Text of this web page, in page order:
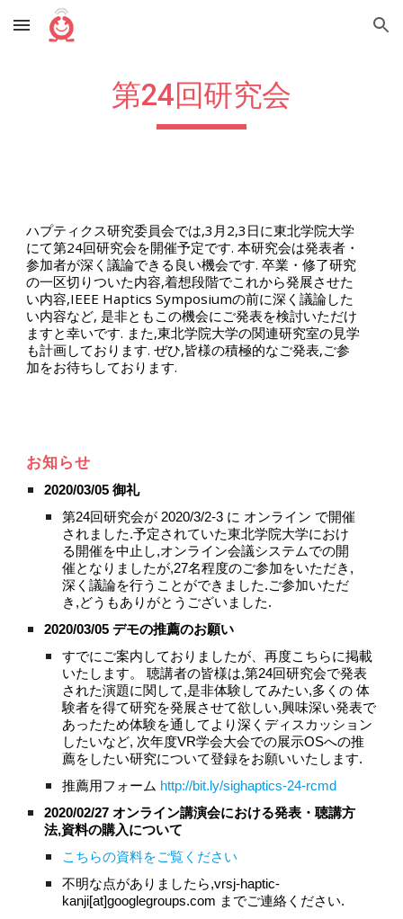
Skip to main content Skip to navigation
第24回研究会
ハプティクス研究委員会では,3月2,3日に東北学院大学
にて第24回研究会を開催予定です. 本研究会は発表者・
参加者が深く議論できる良い機会です. 卒業・修了研究
の一区切りついた内容,着想段階でこれから発展させた
い内容,IEEE Haptics Symposiumの前に深く議論した
い内容など, 是非ともこの機会にご発表を検討いただけ
ますと幸いです. また,東北学院大学の関連研究室の見学
も計画しております. ぜひ,皆様の積極的なご発表,ご参
加をお待ちしております.
お知らせ
2020/03/05 御礼
第24回研究会が 2020/3/2-3 に オンライン で開催
されました.予定されていた東北学院大学におけ
る開催を中止し,オンライン会議システムでの開
催となりましたが,27名程度のご参加をいただき,
深く議論を行うことができました.ご参加いただ
き,どうもありがとうございました.
2020/03/05 デモの推薦のお願い
すでにご案内しておりましたが、再度こちらに掲載
いたします。 聴講者の皆様は,第24回研究会で発表
された演題に関して,是非体験してみたい,多くの 体
験者を得て研究を発展させて欲しい,興味深い発表で
あったため体験を通してより深くディスカッション
したいなど, 次年度VR学会大会での展示OSへの推
薦をしたい研究について登録をお願いいたします.
推薦用フォーム http://bit.ly/sighaptics-24-rcmd
2020/02/27 オンライン講演会における発表・聴講方
法,資料の購入について
こちらの資料をご覧ください
不明な点がありましたら,vrsj-haptic-
kanji[at]googlegroups.com までご連絡ください.